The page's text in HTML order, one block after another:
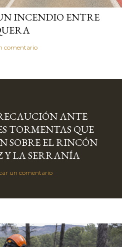
INCENDIO ENTRE
comentario
ANTE
TORMENTAS QUE
SOBRE EL RINCÓN
Y LA SERRANÍA
un comentario